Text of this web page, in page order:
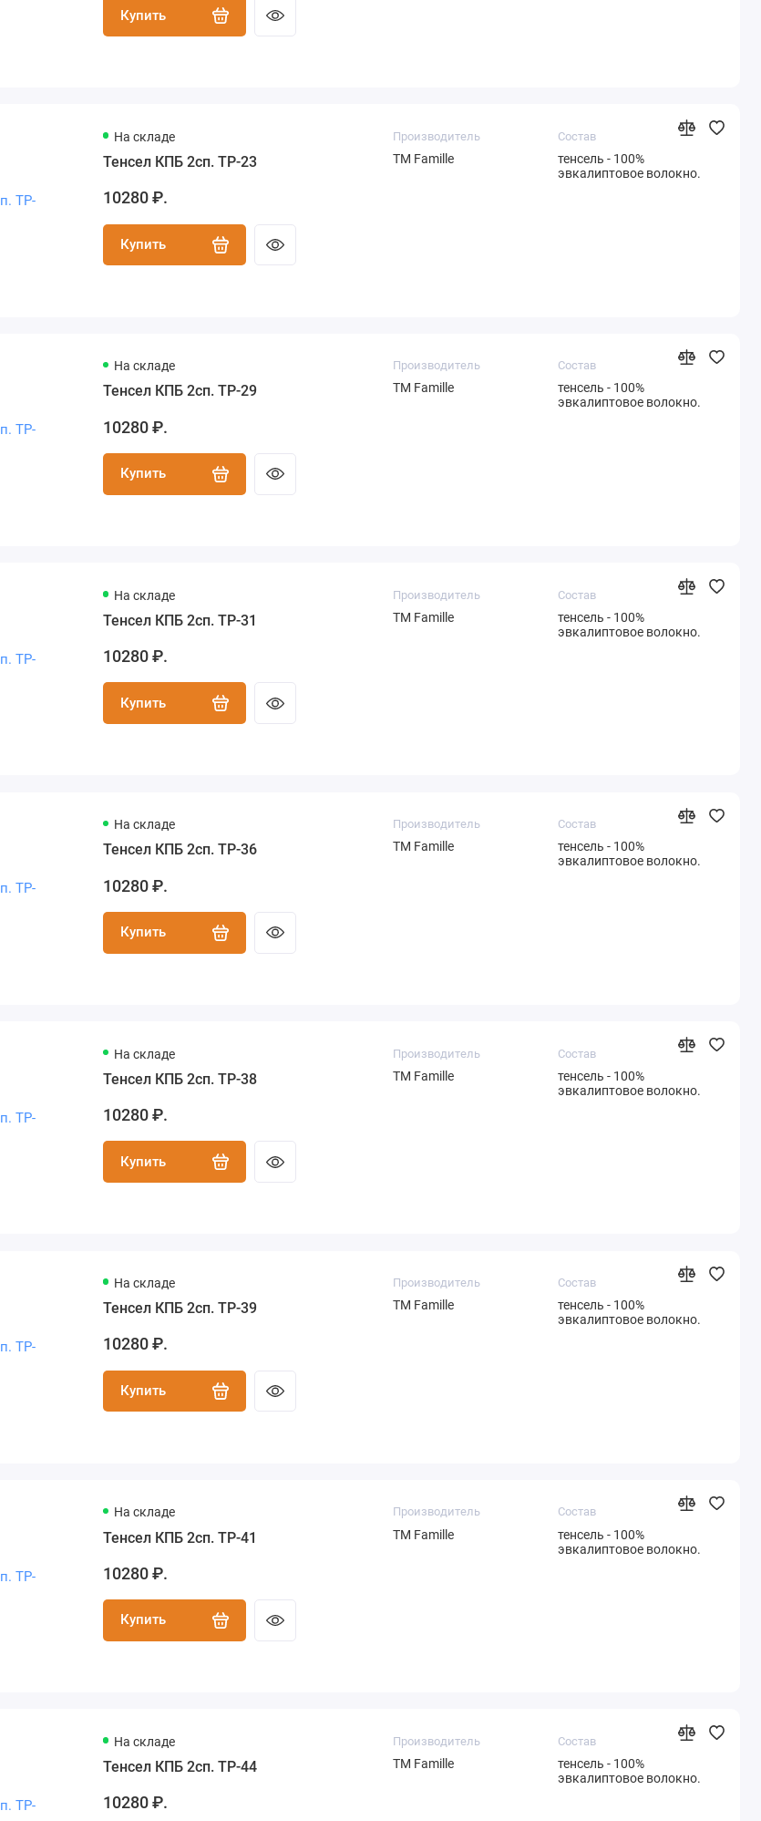
Купить
На складе
Тенсел КПБ 2сп. TP-23
10280 ₽.
Купить
Производитель
ТМ Famille
Состав
тенсель - 100%
эвкалиптовое волокно.
На складе
Тенсел КПБ 2сп. TP-29
10280 ₽.
Купить
Производитель
ТМ Famille
Состав
тенсель - 100%
эвкалиптовое волокно.
На складе
Тенсел КПБ 2сп. TP-31
10280 ₽.
Купить
Производитель
ТМ Famille
Состав
тенсель - 100%
эвкалиптовое волокно.
На складе
Тенсел КПБ 2сп. TP-36
10280 ₽.
Купить
Производитель
ТМ Famille
Состав
тенсель - 100%
эвкалиптовое волокно.
На складе
Тенсел КПБ 2сп. TP-38
10280 ₽.
Купить
Производитель
ТМ Famille
Состав
тенсель - 100%
эвкалиптовое волокно.
На складе
Тенсел КПБ 2сп. TP-39
10280 ₽.
Купить
Производитель
ТМ Famille
Состав
тенсель - 100%
эвкалиптовое волокно.
На складе
Тенсел КПБ 2сп. TP-41
10280 ₽.
Купить
Производитель
ТМ Famille
Состав
тенсель - 100%
эвкалиптовое волокно.
На складе
Тенсел КПБ 2сп. TP-44
10280 ₽.
Производитель
ТМ Famille
Состав
тенсель - 100%
эвкалиптовое волокно.